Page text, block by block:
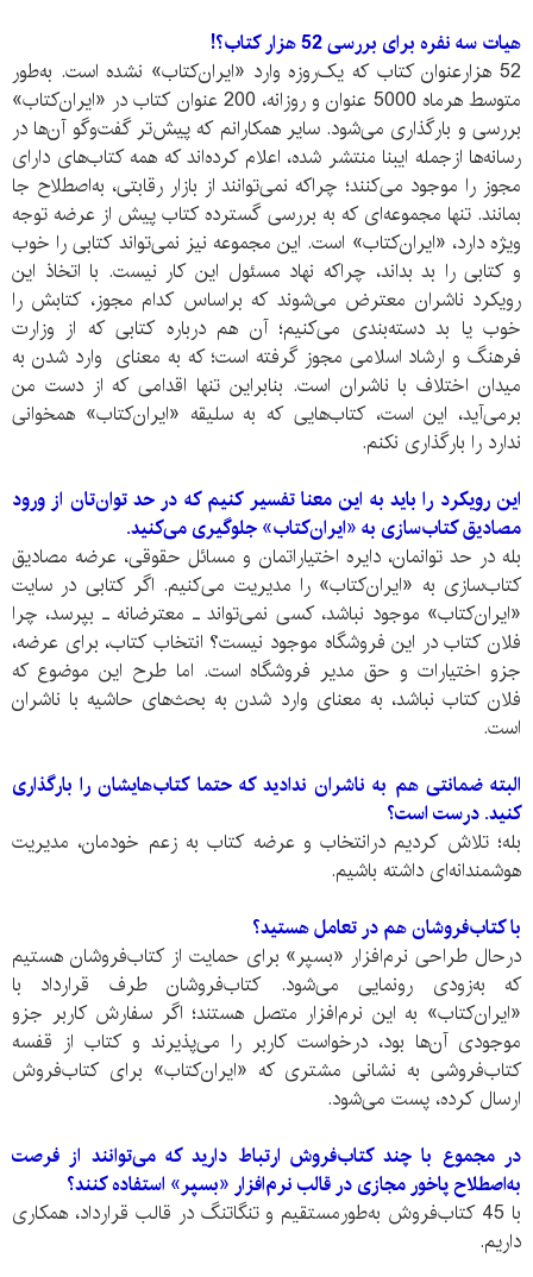
هیات سه نفره برای بررسی 52 هزار کتاب؟!
52 هزارعنوان کتاب که یک‌روزه وارد «ایران‌کتاب» نشده است. به‌طور
متوسط هرماه 5000 عنوان و روزانه، 200 عنوان کتاب در «ایران‌کتاب»
بررسی و بار‌گذاری می‌شود. سایر همکارانم که پیش‌تر گفت‌و‌گو‌ آن‌ها در
رسانه‌ها از‌جمله ایبنا منتشر شده، اعلام کرده‌اند که همه کتاب‌های دارای
مجوز را موجود می‌کنند؛ چراکه نمی‌توانند از بازار رقابتی، به‌اصطلاح جا
بمانند. تنها مجموعه‌ای که به بررسی گسترده کتاب‌ پیش از عرضه توجه
ویژه دارد، «ایران‌کتاب» است. این مجموعه نیز نمی‌تواند کتابی را خوب
و کتابی را بد بداند، چراکه نهاد مسئول این کار نیست. با اتخاذ این
رویکرد ناشران معترض می‌شوند که براساس کدام مجوز، کتابش را
خوب یا بد دسته‌بندی می‌کنیم؛ آن هم درباره کتابی که از وزارت
فرهنگ و ارشاد اسلامی مجوز گرفته است؛ که به معنای وارد شدن به
میدان اختلاف با ناشران است. بنابراین تنها اقدامی که از دست من
برمی‌آید، این است، کتاب‌هایی که به سلیقه «ایران‌کتاب» همخوانی
ندارد را بارگذاری نکنم.
این رویکرد را باید به این معنا تفسیر کنیم که در حد توان‌تان از ورود
مصادیق کتاب‌سازی به «ایران‌کتاب» جلوگیری می‌کنید.
بله در حد توانمان، دایره اختیاراتمان و مسائل حقوقی، عرضه مصادیق
کتاب‌سازی به «ایران‌‌کتاب» را مدیریت می‌کنیم. اگر کتابی در سایت
«ایران‌کتاب» موجود نباشد، کسی نمی‌تواند ـ معترضانه ـ بپرسد، چرا
فلان کتاب در این فروشگاه موجود نیست؟ انتخاب کتاب، برای عرضه،
جزو اختیارات و حق مدیر فروشگاه است. اما طرح این موضوع که
فلان کتاب نباشد، به معنای وارد شدن به بحث‌های حاشیه با ناشران
است.
البته ضمانتی هم به ناشران ندادید که حتما کتاب‌‌هایشان را بارگذاری
کنید. درست است؟
بله؛ تلاش کردیم درانتخاب و عرضه کتاب به زعم خودمان، مدیریت
هوشمندانه‌ای داشته‌ باشیم.
با کتاب‌‌فروشان هم در تعامل هستید؟
درحال طراحی نرم‌افزار «بسپر» برای حمایت از کتاب‌‌فروشان هستیم
که به‌زودی رونمایی می‌‌شود. کتاب‌‌فروشان طرف قرار‌داد با
«ایران‌‌کتاب» به این نرم‌افزار متصل هستند؛ اگر سفارش کاربر جزو
موجودی آن‌ها بود، درخواست کاربر را می‌پذیرند و کتاب از قفسه
کتاب‌‌فروشی به نشانی مشتری که «ایران‌کتاب» برای کتاب‌فروش
ارسال کرده، پست می‌شود.
در مجموع با چند کتاب‌فروش ارتباط دارید که می‌توانند از فرصت
به‌اصطلاح پاخور مجازی در قالب نرم‌‌‌افزار «بسپر» استفاده کنند؟
با 45 کتا‌ب‌فروش به‌طورمستقیم و تنگاتنگ در قالب قرار‌داد، همکاری
داریم.